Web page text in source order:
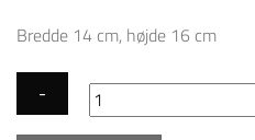
Bredde 14 cm, højde 16 cm